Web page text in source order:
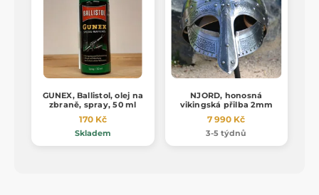
GUNEX, Ballistol, olej na
zbraně, spray, 50 ml
170 Kč
Skladem
NJORD, honosná
vikingská přilba 2mm
7 990 Kč
3-5 týdnů